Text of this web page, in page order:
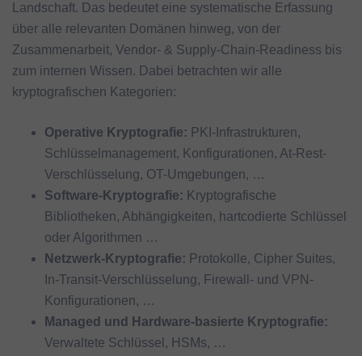
Landschaft. Das bedeutet eine systematische Erfassung
über alle relevanten Domänen hinweg, von der
Zusammenarbeit, Vendor- & Supply-Chain-Readiness bis
zum internen Wissen. Dabei betrachten wir alle
kryptografischen Kategorien:
Operative Kryptografie: PKI-Infrastrukturen,
Schlüsselmanagement, Konfigurationen, At-Rest-
Verschlüsselung, OT-Umgebungen, …
Software-Kryptografie: Kryptografische
Bibliotheken, Abhängigkeiten, hartcodierte Schlüssel
oder Algorithmen …
Netzwerk-Kryptografie: Protokolle, Cipher Suites,
In-Transit-Verschlüsselung, Firewall- und VPN-
Konfigurationen, …
Managed und Hardware-basierte Kryptografie:
Verwaltete Schlüssel, HSMs, …